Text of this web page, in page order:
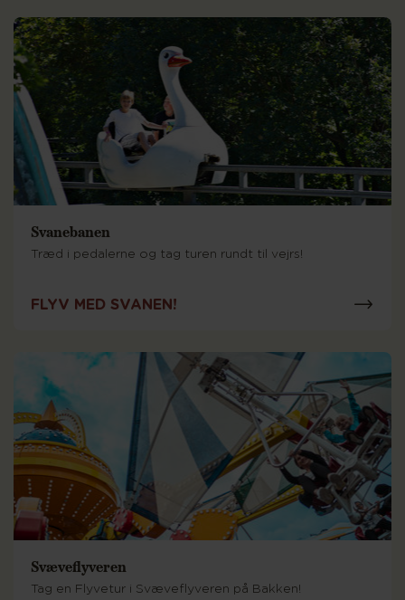
Svanebanen
Træd i pedalerne og tag turen rundt til vejrs!
FLYV MED SVANEN!
Svæveflyveren
Tag en Flyvetur i Svæveflyveren på Bakken!